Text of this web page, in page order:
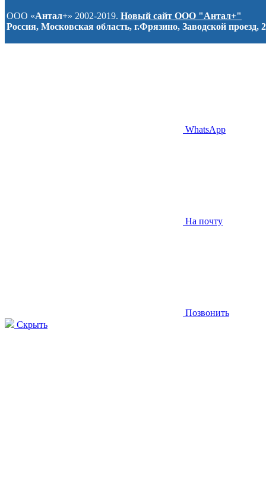
ООО «Антал+» 2002-2019. Новый сайт ООО "Антал+"
Россия, Московская область, г.Фрязино, Заводской проезд, 2
WhatsApp
На почту
Позвонить
Скрыть